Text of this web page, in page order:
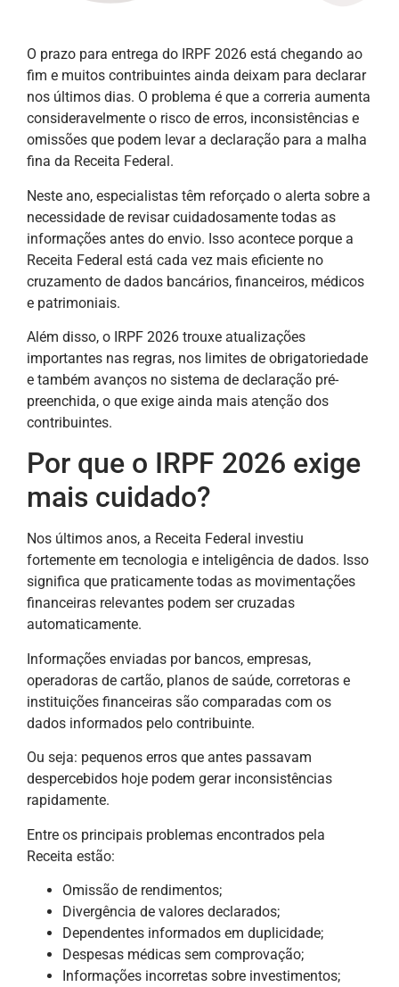
O prazo para entrega do IRPF 2026 está chegando ao
fim e muitos contribuintes ainda deixam para declarar
nos últimos dias. O problema é que a correria aumenta
consideravelmente o risco de erros, inconsistências e
omissões que podem levar a declaração para a malha
fina da Receita Federal.
Neste ano, especialistas têm reforçado o alerta sobre a
necessidade de revisar cuidadosamente todas as
informações antes do envio. Isso acontece porque a
Receita Federal está cada vez mais eficiente no
cruzamento de dados bancários, financeiros, médicos
e patrimoniais.
Além disso, o IRPF 2026 trouxe atualizações
importantes nas regras, nos limites de obrigatoriedade
e também avanços no sistema de declaração pré-
preenchida, o que exige ainda mais atenção dos
contribuintes.
Por que o IRPF 2026 exige
mais cuidado?
Nos últimos anos, a Receita Federal investiu
fortemente em tecnologia e inteligência de dados. Isso
significa que praticamente todas as movimentações
financeiras relevantes podem ser cruzadas
automaticamente.
Informações enviadas por bancos, empresas,
operadoras de cartão, planos de saúde, corretoras e
instituições financeiras são comparadas com os
dados informados pelo contribuinte.
Ou seja: pequenos erros que antes passavam
despercebidos hoje podem gerar inconsistências
rapidamente.
Entre os principais problemas encontrados pela
Receita estão:
Omissão de rendimentos;
Divergência de valores declarados;
Dependentes informados em duplicidade;
Despesas médicas sem comprovação;
Informações incorretas sobre investimentos;